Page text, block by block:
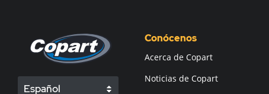
Español
Conócenos
Acerca de Copart
Noticias de Copart